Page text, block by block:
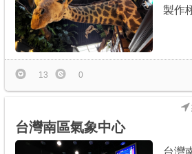
製作
13 0
台灣南區氣象中心